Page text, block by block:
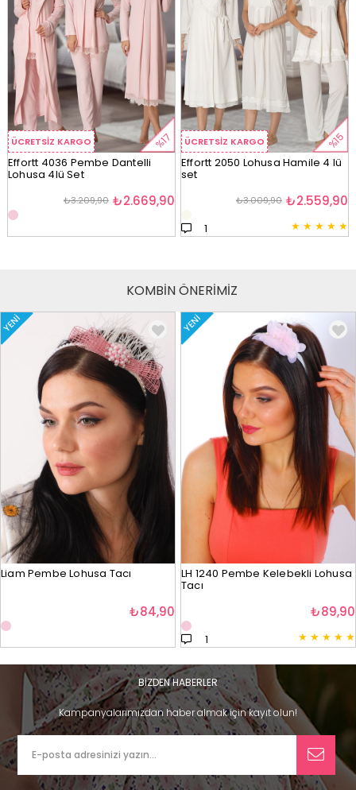
ÜCRETSIZ KARGO %17
Effortt 4036 Pembe Dantelli
Lohusa 4lü Set
₺2.669,90
₺3.209,90
ÜCRETSIZ KARGO %15
Effortt 2050 Lohusa Hamile 4 lü
set
★ ★ ★ ★ ★
1
₺2.559,90
₺3.009,90
KOMBİN ÖNERİMİZ
YENI
Liam Pembe Lohusa Tacı
₺84,90
YENI
LH 1240 Pembe Kelebekli Lohusa
Tacı
★ ★ ★ ★ ★
1
₺89,90
BİZDEN HABERLER
Kampanyalarımızdan haber almak için kayıt olun!